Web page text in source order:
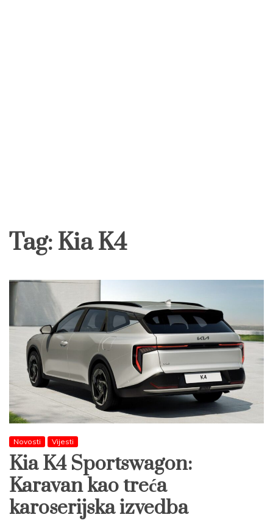
Tag: Kia K4
Novosti Vijesti
Kia K4 Sportswagon:
Karavan kao treća
karoserijska izvedba